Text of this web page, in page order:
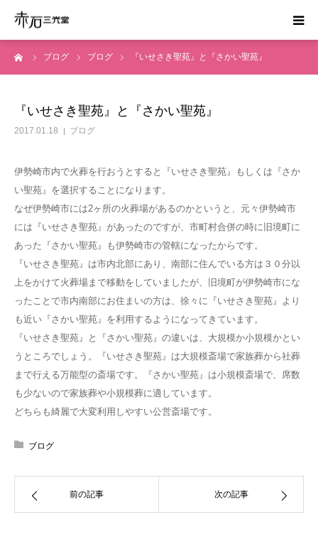
ブログ ブログ 『いせさき聖苑』と『さかい聖苑』
『いせさき聖苑』と『さかい聖苑』
2017.01.18 ブログ
伊勢崎市内で火葬を行おうとすると『いせさき聖苑』もしくは『さか
い聖苑』を選択することになります。
なぜ伊勢崎市には2ヶ所の火葬場があるのかというと、元々伊勢崎市
には『いせさき聖苑』があったのですが、市町村合併の時に旧境町に
あった『さかい聖苑』も伊勢崎市の管轄になったからです。
『いせさき聖苑』は市内北部にあり、南部に住んでいる方は３０分以
上をかけて火葬場まで移動をしていましたが、旧境町が伊勢崎市にな
ったことで市内南部にお住まいの方は、徐々に『いせさき聖苑』より
も近い『さかい聖苑』を利用するようになってきています。
『いせさき聖苑』と『さかい聖苑』の違いは、大規模か小規模かとい
うところでしょう。『いせさき聖苑』は大規模斎場で家族葬から社葬
まで行える万能型の斎場です。『さかい聖苑』は小規模斎場で、席数
も少ないので家族葬や小規模葬に適しています。
どちらも綺麗で大変利用しやすい公営斎場です。
ブログ
前の記事 次の記事
ホーム
運営会社
資料請求